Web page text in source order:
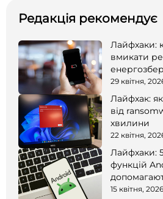
Редакція рекомендує
Лайфхаки:
вмикати
смартфоні
29 квітня,
Лайфхак:
від
хвилини
22 квітня,
Лайфхаки:
функцій
15 квітня, 2026